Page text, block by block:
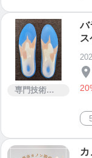
専門技術サービス
バ